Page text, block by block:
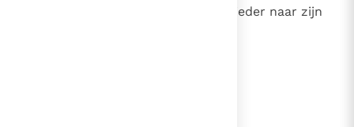
tot de mannen van Israël: `Laat ieder naar zijn